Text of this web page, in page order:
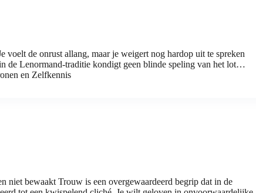
voelt de onrust allang, maar je weigert nog hardop uit te spreken
de Lenormand-traditie kondigt geen blinde speling van het lot…
en Zelfkennis
niet bewaakt Trouw is een overgewaardeerd begrip dat in de